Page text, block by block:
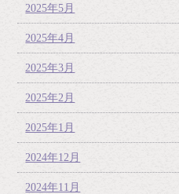
2025年5月
2025年4月
2025年3月
2025年2月
2025年1月
2024年12月
2024年11月